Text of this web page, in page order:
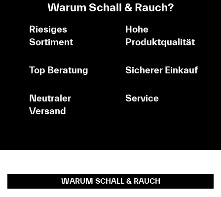
Warum Schall & Rauch?
Riesiges
Sortiment
Hohe
Produktqualität
Top Beratung Sicherer Einkauf
Neutraler
Versand
Service
WARUM SCHALL & RAUCH